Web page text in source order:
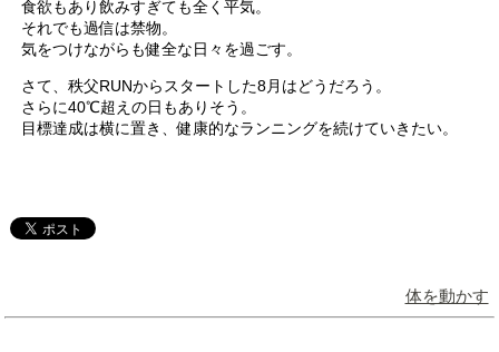
食欲もあり飲みすぎても全く平気。
それでも過信は禁物。
気をつけながらも健全な日々を過ごす。
さて、秩父RUNからスタートした8月はどうだろう。
さらに40℃超えの日もありそう。
目標達成は横に置き、健康的なランニングを続けていきたい。
体を動かす